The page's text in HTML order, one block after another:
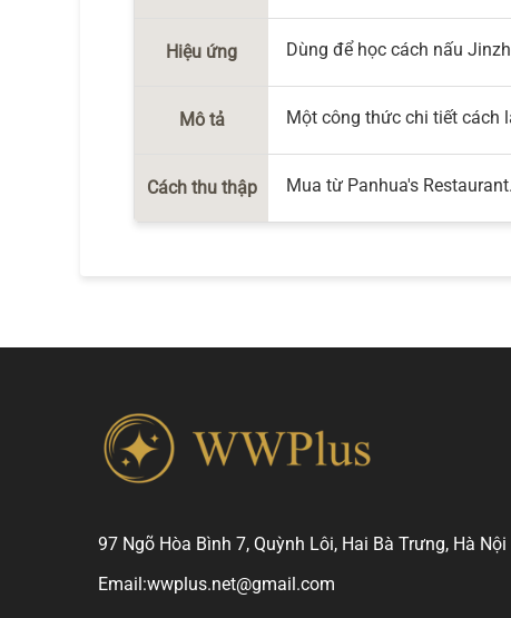
Hiệu ứng Dùng để học cách nấu
Mô tả Một công thức chi tiết cách
Cách thu thập Mua từ Panhua's Restaurant.
97 Ngõ Hòa Bình 7, Quỳnh Lôi, Hai Bà Trưng, Hà Nội
Email:wwplus.net@gmail.com